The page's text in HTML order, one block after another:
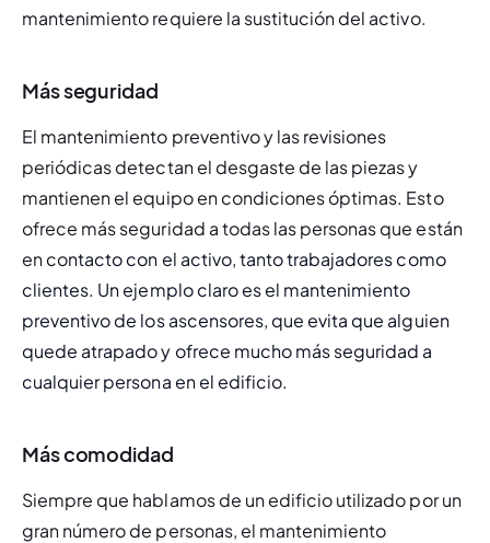
mantenimiento requiere la sustitución del activo.
Más seguridad
El mantenimiento preventivo y las revisiones
periódicas detectan el desgaste de las piezas y
mantienen el equipo en condiciones óptimas. Esto
ofrece más seguridad a todas las personas que están
en contacto con el activo, tanto trabajadores como
clientes. Un ejemplo claro es el mantenimiento
preventivo de los ascensores, que evita que alguien
quede atrapado y ofrece mucho más seguridad a
cualquier persona en el edificio.
Más comodidad
Siempre que hablamos de un edificio utilizado por un
gran número de personas, el mantenimiento